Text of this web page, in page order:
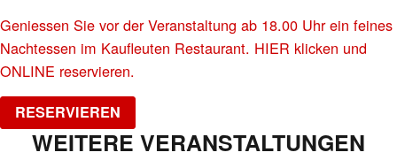
Geniessen Sie vor der Veranstaltung ab 18.00 Uhr ein feines
Nachtessen im Kaufleuten Restaurant. HIER klicken und
ONLINE reservieren.
RESERVIEREN
WEITERE VERANSTALTUNGEN